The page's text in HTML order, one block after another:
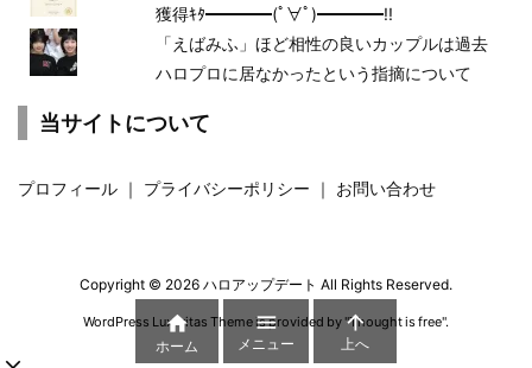
獲得ｷﾀ━━━━(ﾟ∀ﾟ)━━━━!!
「えばみふ」ほど相性の良いカップルは過去
ハロプロに居なかったという指摘について
当サイトについて
プロフィール ｜ プライバシーポリシー ｜ お問い合わせ
Copyright © 2026 ハロアップデート All Rights Reserved.
WordPress Luxeritas Theme is provided by "Thought is free".

ホーム

メニュー

上へ